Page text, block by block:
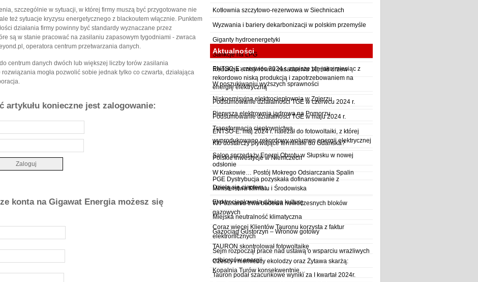
szczególnie w sytuacji, w której firmy muszą być przygotowane nie
też sytuacje kryzysu energetycznego z blackoutem włącznie. Punktem
działania firmy powinny być standardy wyznaczane przez
są w stanie pracować na zasilaniu zapasowym tygodniami - zwraca
operatora centrum przetwarzania danych.
centrum danych dwóch lub większej liczby torów zasilania
mogła pozwolić sobie jednak tylko co czwarta, działająca
artykułu konieczne jest zalogowanie:
konta na Gigawat Energia możesz się
Kotłownia szczytowo-rezerwowa w Siechnicach
Wyzwania i bariery dekarbonizacji w polskim przemyśle
Giganty hydroenergetyki
Sankcje na LPG
Redukcja emisji równa zasadzeniu 10 mld drzew
W poszukiwaniu wyższych sprawności
Niskoemisyjna elektrociepłownia w Zgierzu
Pierwsza elektrownia jądrowa na Pomorzu
Transformacja ciepłownictwa
Kto dostarczy pływające terminale do Gdańska?
Polskie inwestycje w Niemczech
W Krakowie… Postój Mokrego Odsiarczania Spalin
Dzielą się ciepłem...
Elektrociepłownia dźwiga kulturę
Miejska neutralność klimatyczna
Gazociąg Gustorzyn – Wronów gotowy
TAURON skontrolował fotowoltaikę
Czescy i niemieccy ekolodzy oraz Żytawa skarżą:
Kopalnia Turów konsekwentnie…
Aktualności
ENTSO-E: czerwiec 2024 r. zapisze się jako miesiąc z
rekordowo niską produkcją i zapotrzebowaniem na
energię elektryczną
Podsumowanie działalności TGE w czerwcu 2024 r.
Podsumowanie działalności TGE w maju 2024 r.
ENTSO-E: maj 2024 r. należał do fotowoltaiki, z której
wyprodukowano rekordowy wolumen energii elektrycznej
Salon sprzedaży Energi Obrotu w Słupsku w nowej
odsłonie
PGE Dystrybucja pozyskała dofinansowanie z
Ministerstwa Klimatu i Środowiska
W Poznaniu trwa budowa nowoczesnych bloków
gazowych
Coraz więcej Klientów Tauronu korzysta z faktur
elektronicznych
Sejm rozpoczął prace nad ustawą o wsparciu wrażliwych
odbiorców energii
Tauron podał szacunkowe wyniki za I kwartał 2024r.